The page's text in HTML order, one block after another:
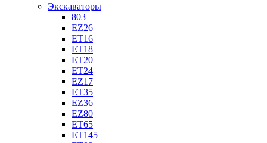
Экскаваторы
803
EZ26
ET16
ET18
ET20
ET24
EZ17
ET35
EZ36
EZ80
ET65
ET145